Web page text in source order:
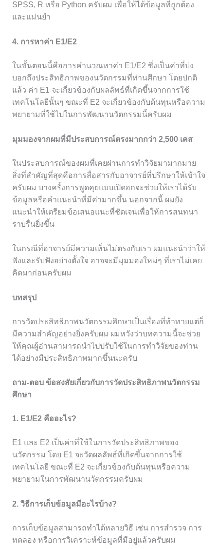
SPSS, R หรือ Python ครับผม เพื่อให้ได้ข้อมูลที่ถูกต้อง
และแม่นยำ
4. การหาค่า E1/E2
ในขั้นตอนนี้คือการคำนวณหาค่า E1/E2 ซึ่งเป็นค่าที่บ่ง
บอกถึงประสิทธิภาพของนวัตกรรมที่ท่านศึกษา โดยปกติ
แล้ว ค่า E1 จะเกี่ยวข้องกับผลลัพธ์ที่เกิดขึ้นจากการใช้
เทคโนโลยีนั้นๆ ขณะที่ E2 จะเกี่ยวข้องกับต้นทุนหรือความ
พยายามที่ใช้ไปในการพัฒนานวัตกรรมนี้ครับผม
มุมมองจากผมที่มีประสบการณ์ตรงมากกว่า 2,500 เคส
ในประสบการณ์ของผมที่เคยผ่านการทำวิจัยมามากมาย
สิ่งที่สำคัญที่สุดคือการสื่อสารกับอาจารย์ที่ปรึกษาให้เข้าใจ
ครับผม บางครั้งการพูดคุยแบบเปิดอกจะช่วยให้เราได้รับ
ข้อมูลหรือคำแนะนำที่มีค่ามากขึ้น นอกจากนี้ ผมยัง
แนะนำให้เตรียมข้อเสนอแนะที่ชัดเจนเพื่อให้การสนทนา
ราบรื่นยิ่งขึ้น
ในกรณีที่อาจารย์มีความเห็นไม่ตรงกับเรา ผมแนะนำว่าให้
ฟังและรับฟังอย่างตั้งใจ อาจจะมีมุมมองใหม่ๆ ที่เราไม่เคย
คิดมาก่อนครับผม
บทสรุป
การวัดประสิทธิภาพนวัตกรรมศึกษาเป็นเรื่องที่ท้าทายแต่ก็
มีความสำคัญอย่างยิ่งครับผม ผมหวังว่าบทความนี้จะช่วย
ให้คุณผู้อ่านสามารถนำไปปรับใช้ในการทำวิจัยของท่าน
ได้อย่างมีประสิทธิภาพมากขึ้นนะครับ
ถาม-ตอบ ข้อสงสัยเกี่ยวกับการวัดประสิทธิภาพนวัตกรรม
ศึกษา
1. E1/E2 คืออะไร?
E1 และ E2 เป็นค่าที่ใช้ในการวัดประสิทธิภาพของ
นวัตกรรม โดย E1 จะวัดผลลัพธ์ที่เกิดขึ้นจากการใช้
เทคโนโลยี ขณะที่ E2 จะเกี่ยวข้องกับต้นทุนหรือความ
พยายามในการพัฒนานวัตกรรมครับผม
2. วิธีการเก็บข้อมูลมีอะไรบ้าง?
การเก็บข้อมูลสามารถทำได้หลายวิธี เช่น การสำรวจ การ
ทดลอง หรือการวิเคราะห์ข้อมูลที่มีอยู่แล้วครับผม